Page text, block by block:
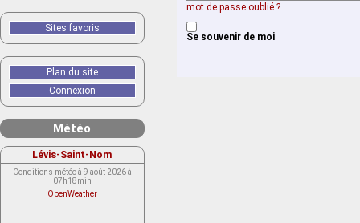
mot de passe oublié ?
Se souvenir de moi
Sites favoris
Plan du site
Connexion
Météo
Lévis-Saint-Nom
Conditions météo à 9 août 2026 à
07h18min
OpenWeather